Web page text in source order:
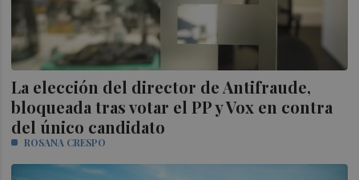
La elección del director de Antifraude,
bloqueada tras votar el PP y Vox en contra
del único candidato
ROSANA CRESPO